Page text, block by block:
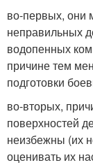
во-первых, они
неправильных
водопенных
причине тем
подготовки
во-вторых,
поверхностей
неизбежны (их
оценивать их